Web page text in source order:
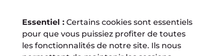
Essentiel :Certains cookies sont essentiels
pour que vous puissiez profiter de toutes
les fonctionnalités de notre site. Ils nous